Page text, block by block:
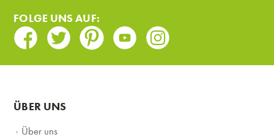
FOLGE UNS AUF:
Facebook
TwitterPinterestYoutubeInstagram
ÜBER UNS
Über uns